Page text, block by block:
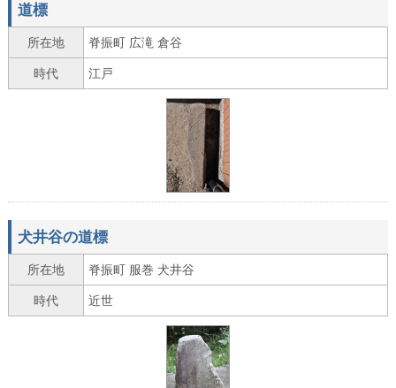
道標
所在地 脊振町 広滝 倉谷
時代 江戸
犬井谷の道標
所在地 脊振町 服巻 犬井谷
時代 近世